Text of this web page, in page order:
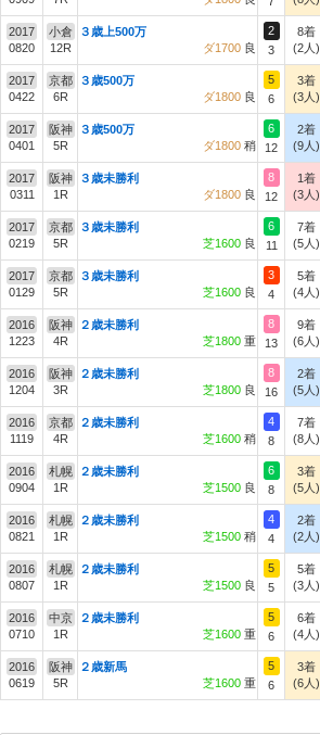
2017
0820
小倉
12R
３歳上500万
ダ1700 良
2
3
8着
(2人)
2017
0422
京都
6R
３歳500万
ダ1800 良
5
6
3着
(3人)
2017
0401
阪神
5R
３歳500万
ダ1800 稍
6
12
2着
(9人)
2017
0311
阪神
1R
３歳未勝利
ダ1800 良
8
12
1着
(3人)
2017
0219
京都
5R
３歳未勝利
芝1600 良
6
11
7着
(5人)
2017
0129
京都
5R
３歳未勝利
芝1600 良
3
4
5着
(4人)
2016
1223
阪神
4R
２歳未勝利
芝1800 重
8
13
9着
(6人)
2016
1204
阪神
3R
２歳未勝利
芝1800 良
8
16
2着
(5人)
2016
1119
京都
4R
２歳未勝利
芝1600 稍
4
8
7着
(8人)
2016
0904
札幌
1R
２歳未勝利
芝1500 良
6
8
3着
(5人)
2016
0821
札幌
1R
２歳未勝利
芝1500 稍
4
4
2着
(2人)
2016
0807
札幌
1R
２歳未勝利
芝1500 良
5
5
5着
(3人)
2016
0710
中京
1R
２歳未勝利
芝1600 重
5
6
6着
(4人)
2016
0619
阪神
5R
２歳新馬
芝1600 重
5
6
3着
(6人)